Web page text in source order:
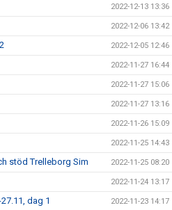
2022-12-13 13:36
2022-12-06 13:42
2022-12-05 12:46
2022-11-27 16:44
2022-11-27 15:06
2022-11-27 13:16
2022-11-26 15:09
2022-11-25 14:43
stöd Trelleborg Sim 2022-11-25 08:20
2022-11-24 13:17
dag 1 2022-11-23 14:17